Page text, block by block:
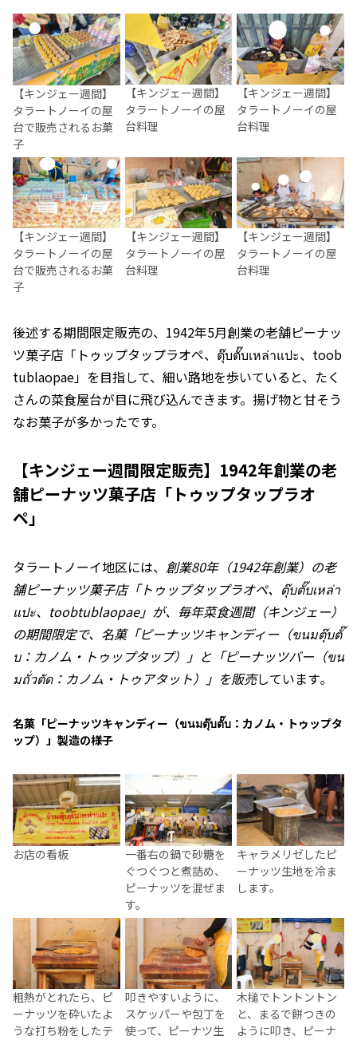
【キンジェー週間】
タラートノーイの屋
台で販売されるお菓
子
【キンジェー週間】
タラートノーイの屋
台料理
【キンジェー週間】
タラートノーイの屋
台料理
【キンジェー週間】
タラートノーイの屋
台で販売されるお菓
子
【キンジェー週間】
タラートノーイの屋
台料理
【キンジェー週間】
タラートノーイの屋
台料理
後述する期間限定販売の、1942年5月創業の老舗ピーナッ
ツ菓子店「トゥップタップラオペ、ตุ๊บตั๊บเหล่าแปะ、toob
tublaopae」を目指して、細い路地を歩いていると、たく
さんの菜食屋台が目に飛び込んできます。揚げ物と甘そう
なお菓子が多かったです。
【キンジェー週間限定販売】1942年創業の老
舗ピーナッツ菓子店「トゥップタップラオ
ペ」
タラートノーイ地区には、 創業80年（1942年創業）の老
舗ピーナッツ菓子店「トゥップタップラオペ、ตุ๊บตั๊บเหล่า
แปะ、toobtublaopae」が、毎年菜食週間（キンジェー）
の期間限定で、名菓「ピーナッツキャンディー（ขนมตุ๊บตั๊
บ：カノム・トゥップタップ）」と「ピーナッツバー（ขน
มถั่วตัด：カノム・トゥアタット）」を販売しています｡
名菓「ピーナッツキャンディー（ขนมตุ๊บตั๊บ：カノム・トゥップタ
ップ）」製造の様子
お店の看板
一番右の鍋で砂糖を
ぐつぐつと煮詰め、
ピーナッツを混ぜま
す。
キャラメリゼしたピ
ーナッツ生地を冷ま
します。
粗熱がとれたら、ピ
ーナッツを砕いたよ
うな打ち粉をしたテ
叩きやすいように、
スケッパーや包丁を
使って、ピーナツ生
木槌でトントントン
と、まるで餅つきの
ように叩き、ピーナ